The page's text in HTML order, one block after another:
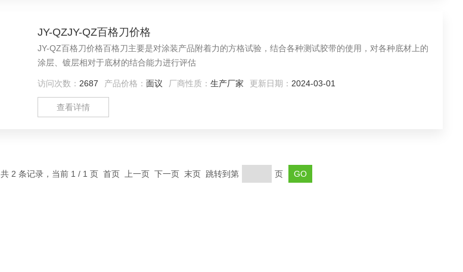
JY-QZJY-QZ百格刀价格
JY-QZ百格刀价格百格刀主要是对涂装产品附着力的方格试验，结合各种测试胶带的使用，对各种底材上的
涂层、镀层相对于底材的结合能力进行评估
访问次数： 2687 产品价格： 面议 厂商性质： 生产厂家 更新日期： 2024-03-01
查看详情
共 2 条记录，当前 1 / 1 页 首页 上一页 下一页 末页 跳转到第 页